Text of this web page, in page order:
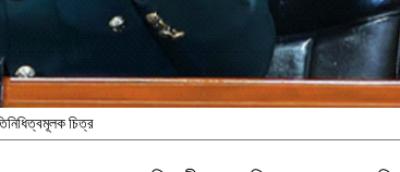
চিত্র